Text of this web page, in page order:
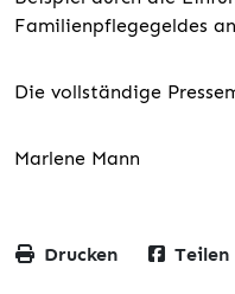
Familienpflegegeldes
Die vollständige
Marlene Mann
Drucken Teilen